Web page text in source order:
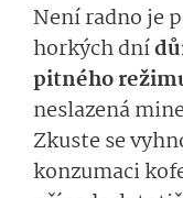
Není radno je
horkých dní
pitného
neslazená
Zkuste se
konzumaci